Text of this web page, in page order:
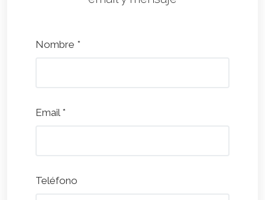
Nombre *
Email *
Teléfono